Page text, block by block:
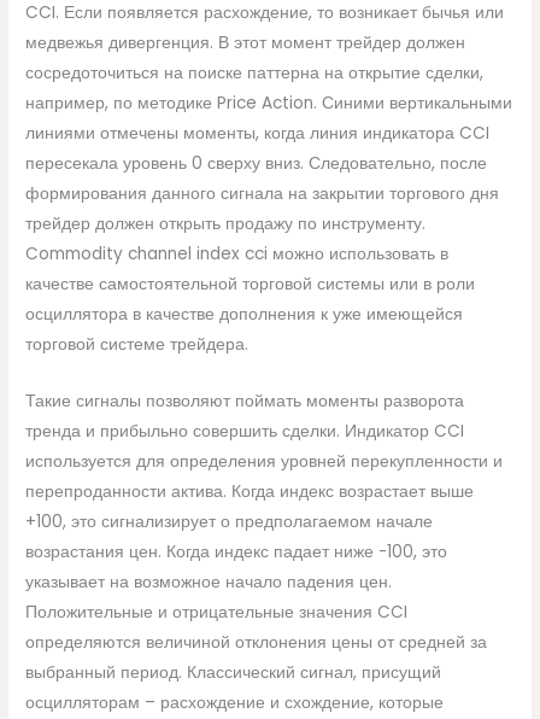
CCI. Если появляется расхождение, то возникает бычья или
медвежья дивергенция. В этот момент трейдер должен
сосредоточиться на поиске паттерна на открытие сделки,
например, по методике Price Action. Синими вертикальными
линиями отмечены моменты, когда линия индикатора CCI
пересекала уровень 0 сверху вниз. Следовательно, после
формирования данного сигнала на закрытии торгового дня
трейдер должен открыть продажу по инструменту.
Commodity channel index cci можно использовать в
качестве самостоятельной торговой системы или в роли
осциллятора в качестве дополнения к уже имеющейся
торговой системе трейдера.
Такие сигналы позволяют поймать моменты разворота
тренда и прибыльно совершить сделки. Индикатор CCI
используется для определения уровней перекупленности и
перепроданности актива. Когда индекс возрастает выше
+100, это сигнализирует о предполагаемом начале
возрастания цен. Когда индекс падает ниже -100, это
указывает на возможное начало падения цен.
Положительные и отрицательные значения CCI
определяются величиной отклонения цены от средней за
выбранный период. Классический сигнал, присущий
осцилляторам – расхождение и схождение, которые